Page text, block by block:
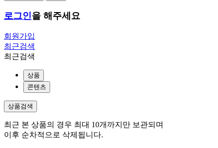
로그인을 해주세요
회원가입
최근검색
최근검색
상품
콘텐츠
상품검색
최근 본 상품의 경우 최대 10개까지만 보관되며
이후 순차적으로 삭제됩니다.